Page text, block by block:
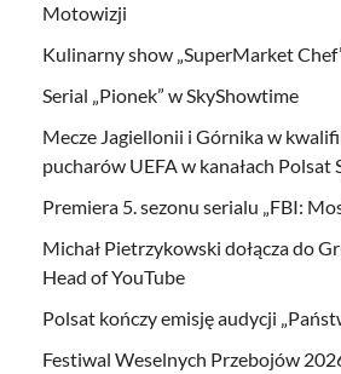
Motowizji
Kulinarny show „SuperMarket
Serial „Pionek” w SkyShowtime
Mecze Jagiellonii i Górnika w
pucharów UEFA w kanałach Polsat
Premiera 5. sezonu serialu „FBI:
Michał Pietrzykowski dołącza do
Head of YouTube
Polsat kończy emisję audycji
Festiwal Weselnych Przebojów